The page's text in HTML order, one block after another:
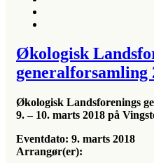
Økologisk
generalforsamling
Økologisk Landsforenings
9. – 10. marts 2018 på
Eventdato: 9. marts 2018
Arrangør(er):